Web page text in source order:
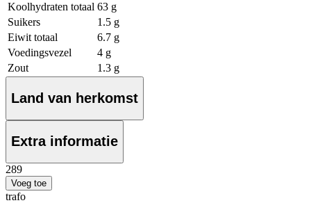
Koolhydraten totaal 63 g
Suikers
1.5 g
Eiwit totaal
6.7 g
Voedingsvezel
4 g
Zout
1.3 g
Land van herkomst
Extra informatie
289
Voeg toe
trafo